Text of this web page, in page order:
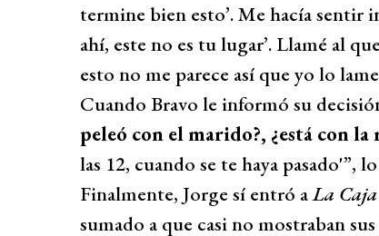
termine bien esto’. Me hacía sentir
ahí, este no es tu lugar’. Llamé al
esto no me parece así que yo lo
Cuando Bravo le informó su
peleó con el marido?, ¿está con la
las 12, cuando se te haya pasado'”,
Finalmente, Jorge sí entró aLa
sumado a que casi no mostraban